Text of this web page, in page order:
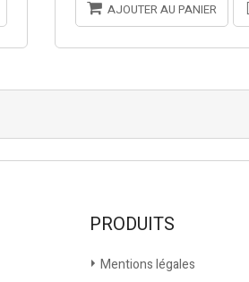
AJOUTER AU PANIER
PRODUITS
Mentions légales